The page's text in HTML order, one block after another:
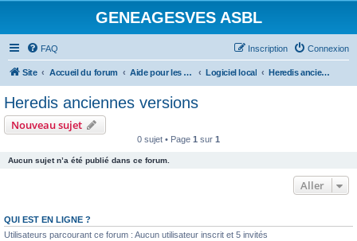
GENEAGESVES ASBL
FAQ Connexion
Inscription
Site Accueil du forum Aide pour les logiciels de généalogie Logiciel local Heredis anciennes versions
Heredis anciennes versions
Nouveau sujet
0 sujet • Page 1 sur 1
Aucun sujet n’a été publié dans ce forum.
Aller
QUI EST EN LIGNE ?
Utilisateurs parcourant ce forum : Aucun utilisateur inscrit et 5 invités